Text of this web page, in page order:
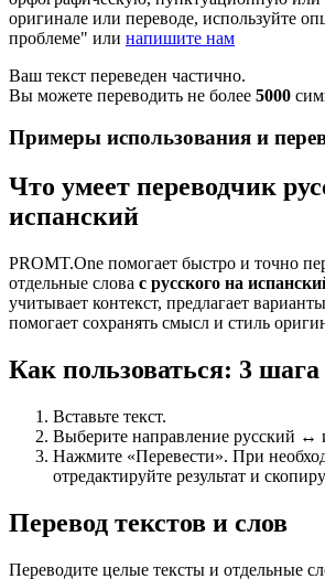
оригинале или переводе, используйте
проблеме" или напишите нам
Ваш текст переведен частично.
Вы можете переводить не более 5000
Примеры использования и
Что умеет переводчик
испанский
PROMT.One помогает быстро и точно
отдельные слова с русского на
учитывает контекст, предлагает
помогает сохранять смысл и стиль
Как пользоваться: 3 шага
Вставьте текст.
Выберите направление русский ↔
Нажмите «Перевести». При
отредактируйте результат и
Перевод текстов и слов
Переводите целые тексты и отдельные